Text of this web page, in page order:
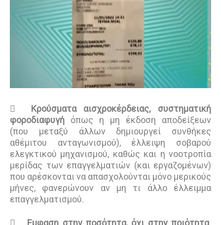

Κρούσματα αισχροκέρδειας, συστηματική
φοροδιαφυγή όπως η μη έκδοση αποδείξεων
(που μεταξύ άλλων δημιουργεί συνθήκες
αθέμιτου ανταγωνισμού), έλλειψη σοβαρού
ελεγκτικού μηχανισμού, καθώς και η νοοτροπία
μερίδας των επαγγελματιών (και εργαζομένων)
που αρέσκονται να απασχολούνται μόνο μερικούς
μήνες, φανερώνουν αν μη τι άλλο έλλειμμα
επαγγελματισμού.
 Εμφαση στην ποσότητα, όχι στην ποιότητα